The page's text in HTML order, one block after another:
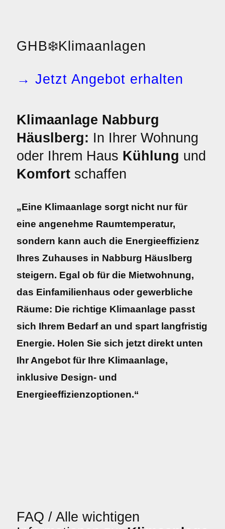
GHB❄️Klimaanlagen
→ Jetzt Angebot erhalten
Klimaanlage Nabburg
Häuslberg: In Ihrer Wohnung
oder Ihrem Haus Kühlung und
Komfort schaffen
„Eine Klimaanlage sorgt nicht nur für
eine angenehme Raumtemperatur,
sondern kann auch die Energieeffizienz
Ihres Zuhauses in Nabburg Häuslberg
steigern. Egal ob für die Mietwohnung,
das Einfamilienhaus oder gewerbliche
Räume: Die richtige Klimaanlage passt
sich Ihrem Bedarf an und spart langfristig
Energie. Holen Sie sich jetzt direkt unten
Ihr Angebot für Ihre Klimaanlage,
inklusive Design- und
Energieeffizienzoptionen.“
FAQ / Alle wichtigen